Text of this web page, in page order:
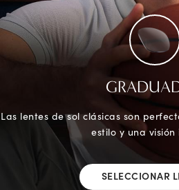
Las lentes de sol clásicas son
estilo y una visión
SELECCIONAR